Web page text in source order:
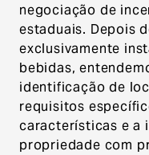
negociação de
estaduais. Depois
exclusivamente
bebidas,
identificação de
requisitos
características e a
propriedade com